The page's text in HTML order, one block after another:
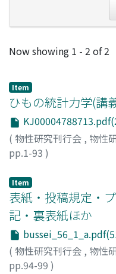
Recent
Now showing 1 - 2 of 2
Item
ひもの統計力学(講
( 物性研究刊行会 , 物性
pp.1-93 )
Item
表紙・投稿規定・
記・裏表紙ほか
( 物性研究刊行会 , 物性
pp.94-99 )